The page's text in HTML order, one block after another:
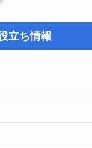
立ち情報